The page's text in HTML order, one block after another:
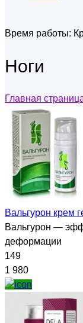
Время работы:
Ноги
Главная
Вальгурон крем
Вальгурон —
деформации
149
1 980